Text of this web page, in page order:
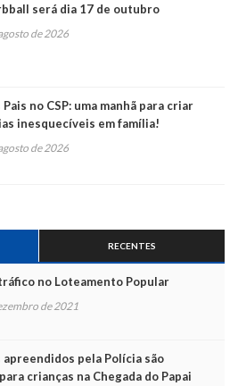
será dia 17 de outubro
de 2026
Pais no CSP: uma manhã para criar
inesquecíveis em família!
de 2026
RECENTES
no Loteamento Popular
de 2021
apreendidos pela Polícia são
crianças na Chegada do Papai